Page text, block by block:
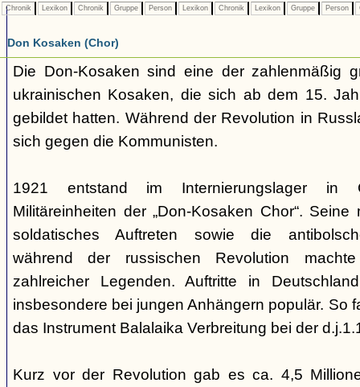
Chronik Lexikon Chronik Gruppe Person Lexikon Chronik Lexikon Gruppe Person
Don Kosaken (Chor)
Die Don-Kosaken sind eine der zahlenmäßig
ukrainischen Kosaken, die sich ab dem 15.
gebildet hatten. Während der Revolution in
sich gegen die Kommunisten.
1921 entstand im Internierungslager in
Militäreinheiten der „Don-Kosaken Chor“.
soldatisches Auftreten sowie die
während der russischen Revolution
zahlreicher Legenden. Auftritte in
insbesondere bei jungen Anhängern populär. So
das Instrument Balalaika Verbreitung bei der
Kurz vor der Revolution gab es ca. 4,5